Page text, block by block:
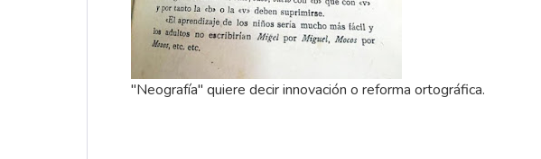
"Neografía" quiere decir innovación o reforma ortográfica.